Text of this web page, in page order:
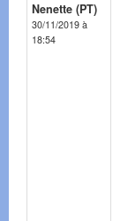
Nenette (PT)
30/11/2019 à
18:54